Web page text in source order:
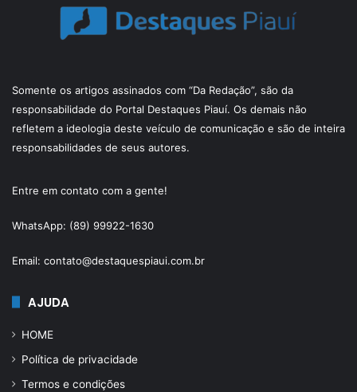
Somente os artigos assinados com “Da Redação”, são da
responsabilidade do Portal Destaques Piauí. Os demais não
refletem a ideologia deste veículo de comunicação e são de inteira
responsabilidades de seus autores.
Entre em contato com a gente!
WhatsApp: (89) 99922-1630
Email: contato@destaquespiaui.com.br
AJUDA
HOME
Política de privacidade
Termos e condições